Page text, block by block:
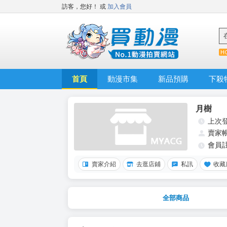
訪客，您好！ 或 加入會員
首頁 動漫市集 新品預購 下殺
月樹
上次
賣家
會員
賣家介紹 去逛店鋪 私訊 收藏
全部商品